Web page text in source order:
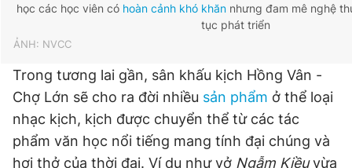
học các học viên có hoàn cảnh khó khăn nhưng đam mê nghệ
tục phát triển
ẢNH: NVCC
Trong tương lai gần, sân khấu kịch Hồng Vân -
Chợ Lớn sẽ cho ra đời nhiều sản phẩm ở thể loại
nhạc kịch, kịch được chuyển thể từ các tác
phẩm văn học nổi tiếng mang tính đại chúng và
hơi thở của thời đại. Ví dụ như vở Ngẫm Kiềuvừa